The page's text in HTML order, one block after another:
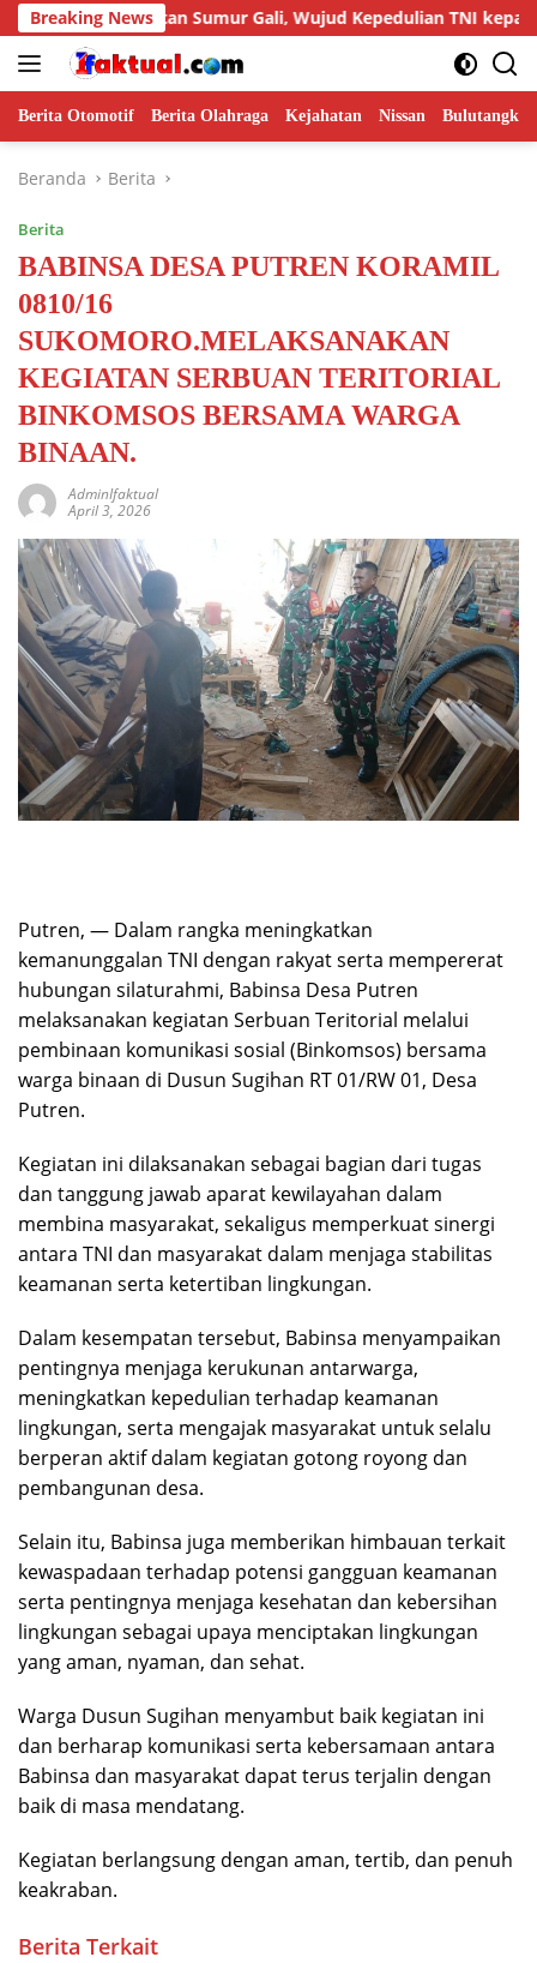
Langsung
ke
konten
Breaking News
Sumur Gali, Wujud Kepedulian TNI kepada Masyarakat
Berita Otomotif Berita Olahraga Kejahatan Nissan Bulutangkis
Beranda Berita
Berita
BABINSA DESA PUTREN KORAMIL
0810/16
SUKOMORO.MELAKSANAKAN
KEGIATAN SERBUAN TERITORIAL
BINKOMSOS BERSAMA WARGA
BINAAN.
AdminIfaktual
April 3, 2026
Putren, — Dalam rangka meningkatkan
kemanunggalan TNI dengan rakyat serta mempererat
hubungan silaturahmi, Babinsa Desa Putren
melaksanakan kegiatan Serbuan Teritorial melalui
pembinaan komunikasi sosial (Binkomsos) bersama
warga binaan di Dusun Sugihan RT 01/RW 01, Desa
Putren.
Kegiatan ini dilaksanakan sebagai bagian dari tugas
dan tanggung jawab aparat kewilayahan dalam
membina masyarakat, sekaligus memperkuat sinergi
antara TNI dan masyarakat dalam menjaga stabilitas
keamanan serta ketertiban lingkungan.
Dalam kesempatan tersebut, Babinsa menyampaikan
pentingnya menjaga kerukunan antarwarga,
meningkatkan kepedulian terhadap keamanan
lingkungan, serta mengajak masyarakat untuk selalu
berperan aktif dalam kegiatan gotong royong dan
pembangunan desa.
Selain itu, Babinsa juga memberikan himbauan terkait
kewaspadaan terhadap potensi gangguan keamanan
serta pentingnya menjaga kesehatan dan kebersihan
lingkungan sebagai upaya menciptakan lingkungan
yang aman, nyaman, dan sehat.
Warga Dusun Sugihan menyambut baik kegiatan ini
dan berharap komunikasi serta kebersamaan antara
Babinsa dan masyarakat dapat terus terjalin dengan
baik di masa mendatang.
Kegiatan berlangsung dengan aman, tertib, dan penuh
keakraban.
Berita Terkait